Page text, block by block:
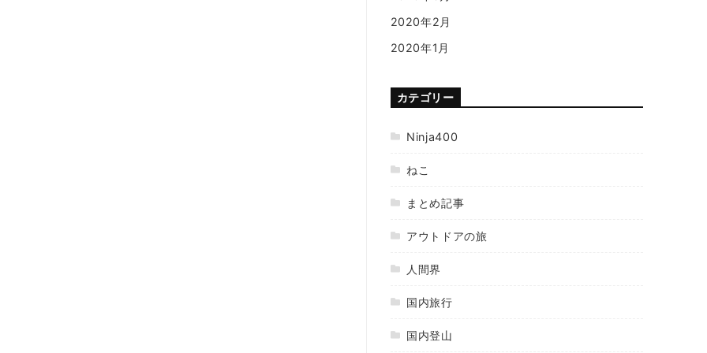
2020年2月
2020年1月
カテゴリー
Ninja400
ねこ
まとめ記事
アウトドアの旅
人間界
国内旅行
国内登山